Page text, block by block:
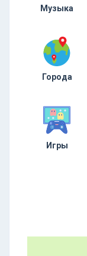
Музыка
Города
Игры